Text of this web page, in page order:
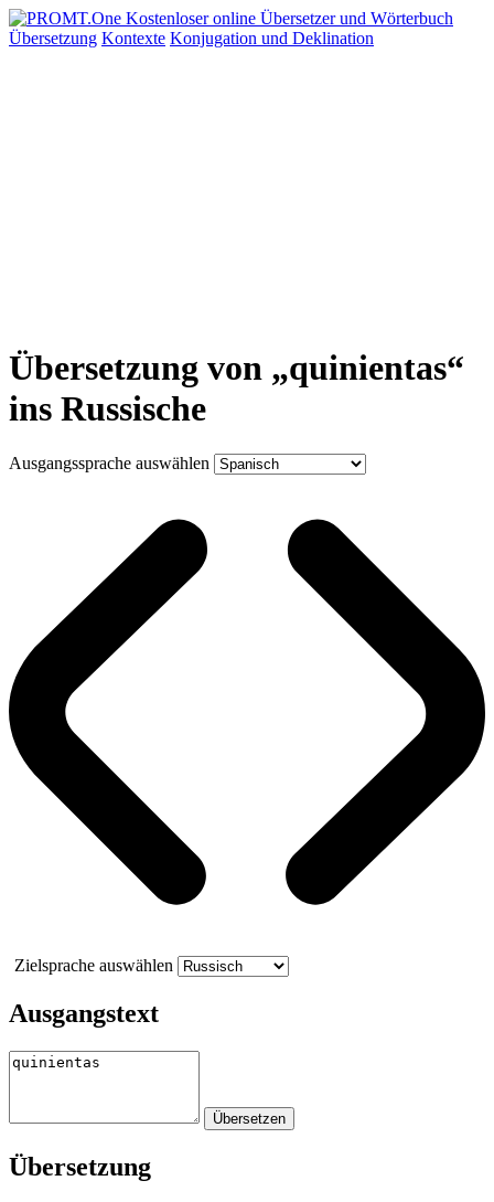
Übersetzung Kontexte Konjugation und Deklination
Übersetzung von „quinientas“
ins Russische
Ausgangssprache auswählen
Zielsprache auswählen
Ausgangstext
Übersetzung